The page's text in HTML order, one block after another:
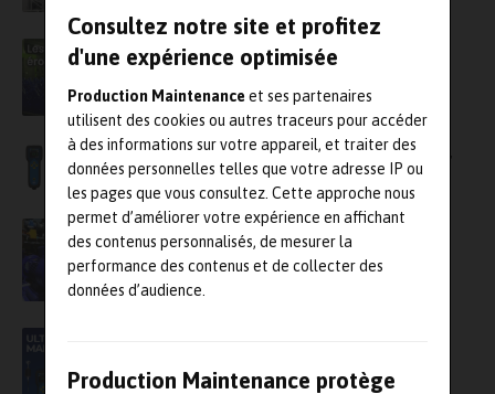
Consultez notre site et profitez
d'une expérience optimisée
Production Maintenanceet ses partenaires
utilisent des cookies ou autres traceurs pour accéder
à des informations sur votre appareil, et traiter des
données personnelles telles que votre adresse IP ou
les pages que vous consultez. Cette approche nous
permet d’améliorer votre expérience en affichant
des contenus personnalisés, de mesurer la
performance des contenus et de collecter des
données d’audience.
Production Maintenance protège
Agroalimentaire : l’ultrason pour stopper le
gaspillage invisible de vos marges
Pourquoi la fiabilité ne doit plus être un luxe,
mais un droit pour vos équipes
L’angle mort énergétique de la maintenance